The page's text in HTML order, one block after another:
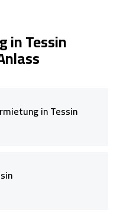
in Tessin
in Tessin